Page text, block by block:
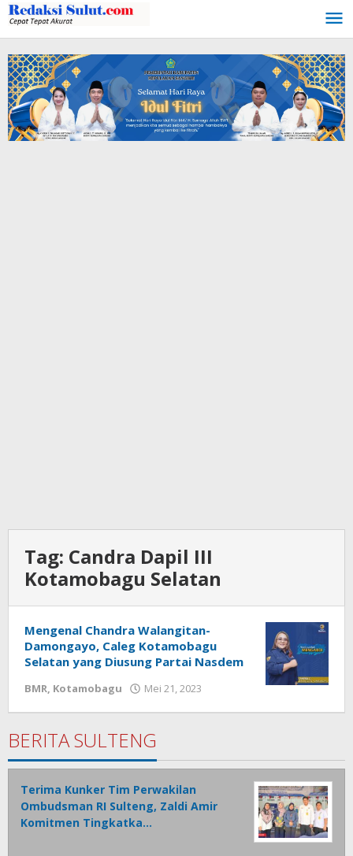
Lewati
ke
konten
Tag: Candra Dapil III
Kotamobagu Selatan
Mengenal Chandra Walangitan-
Damongayo, Caleg Kotamobagu
Selatan yang Diusung Partai Nasdem
BMR, Kotamobagu Mei 21, 2023
BERITA SULTENG
Terima Kunker Tim Perwakilan
Ombudsman RI Sulteng, Zaldi Amir
Komitmen Tingkatka…